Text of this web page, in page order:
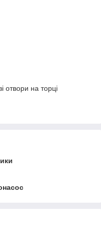
отвори на торці